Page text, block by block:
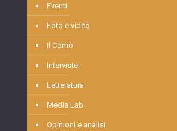
Eventi
Foto e video
Il Comò
Interviste
Letteratura
Media Lab
Opinioni e analisi